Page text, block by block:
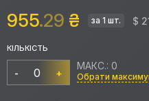
955.29 ₴ за 1 шт. $
КІЛЬКІСТЬ
- +
МАКС.: 0
Обрати